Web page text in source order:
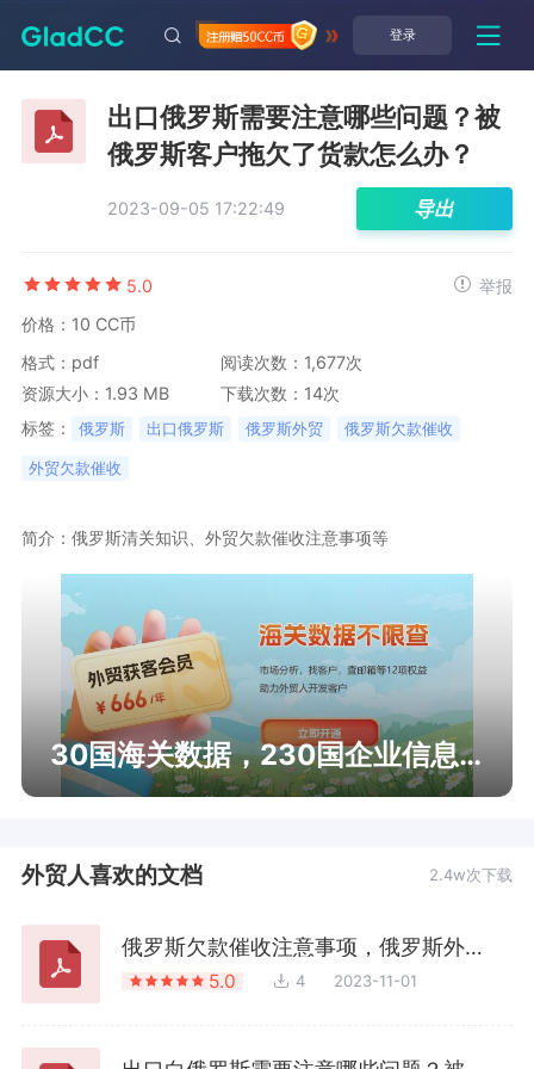
登录
出口俄罗斯需要注意哪些问题？被
俄罗斯客户拖欠了货款怎么办？
2023-09-05 17:22:49 导出
5.0
举报
价格：10 CC币
格式：pdf
阅读次数：1,677次
资源大小：1.93 MB
下载次数：14次
标签：
俄罗斯 出口俄罗斯 俄罗斯外贸 俄罗斯欠款催收
外贸欠款催收
简介：俄罗斯清关知识、外贸欠款催收注意事项等
30国海关数据，230国企业信息查询
外贸人喜欢的文档 2.4w次下载
俄罗斯欠款催收注意事项，俄罗斯外贸欠款催收技巧，俄罗斯客户拖欠货款怎么办？
5.0 4 2023-11-01